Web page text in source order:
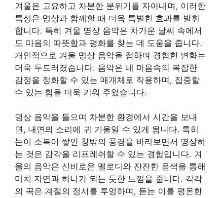
겨울은 고요하고 차분한 분위기를 자아내며, 이러한
특성은 명상과 함께할 때 더욱 특별한 효과를 발휘
합니다. 특히 겨울 명상 음악은 차가운 날씨 속에서
도 마음의 따뜻함과 평화를 찾는 데 도움을 줍니다.
개인적으로 겨울 명상 음악을 접하며 경험한 변화는
더욱 두드러졌습니다. 음악은 내 마음속의 복잡한
감정을 정화할 수 있는 매개체로 작용하며, 집중할
수 있는 힘을 더욱 키워 주었습니다.
명상 음악을 들으며 차분한 환경에서 시간을 보내
면, 내면의 소리에 귀 기울일 수 있게 됩니다. 특히
눈이 소복이 쌓인 창밖의 풍경을 바라보면서 명상하
는 것은 감각을 리프레쉬할 수 있는 경험입니다. 겨
울의 음악은 신비로운 멜로디와 잔잔한 음색을 통해
마치 자연과 하나가 되는 듯한 느낌을 줍니다. 각각
의 곡은 계절의 정서를 투영하며, 듣는 이를 평온한